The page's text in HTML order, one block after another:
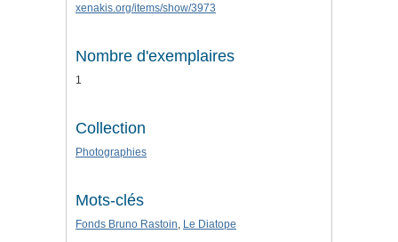
xenakis.org/items/show/3973
Nombre d'exemplaires
1
Collection
Photographies
Mots-clés
Fonds Bruno Rastoin, Le Diatope